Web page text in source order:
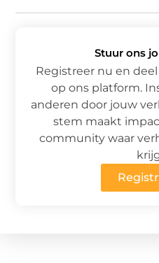
Stuur ons
Registreer nu en
op ons platform.
anderen door jouw
stem maakt
community waar